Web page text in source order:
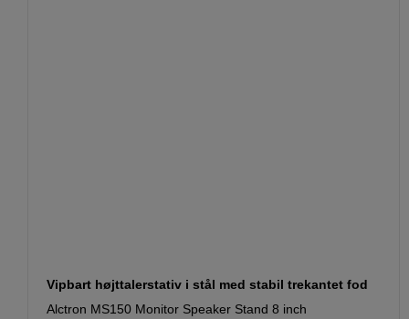
Vipbart højttalerstativ i stål med stabil trekantet fod
Alctron MS150 Monitor Speaker Stand 8 inch